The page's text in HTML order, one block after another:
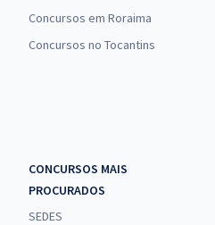
Concursos em Roraima
Concursos no Tocantins
CONCURSOS MAIS
PROCURADOS
SEDES